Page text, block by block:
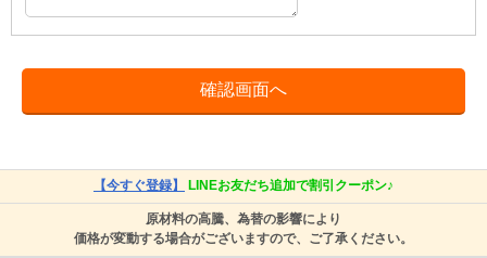
【今すぐ登録】 LINEお友だち追加で割引クーポン♪
原材料の高騰、為替の影響により
価格が変動する場合がございますので、ご了承ください。